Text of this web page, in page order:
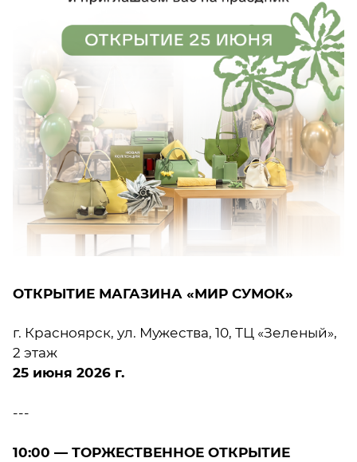
ОТКРЫТИЕ МАГАЗИНА «МИР СУМОК»
г. Красноярск, ул. Мужества, 10, ТЦ «Зеленый»,
2 этаж
25 июня 2026 г.
---
10:00 — ТОРЖЕСТВЕННОЕ ОТКРЫТИЕ